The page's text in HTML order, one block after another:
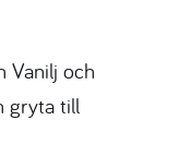
Vanilj och
gryta till